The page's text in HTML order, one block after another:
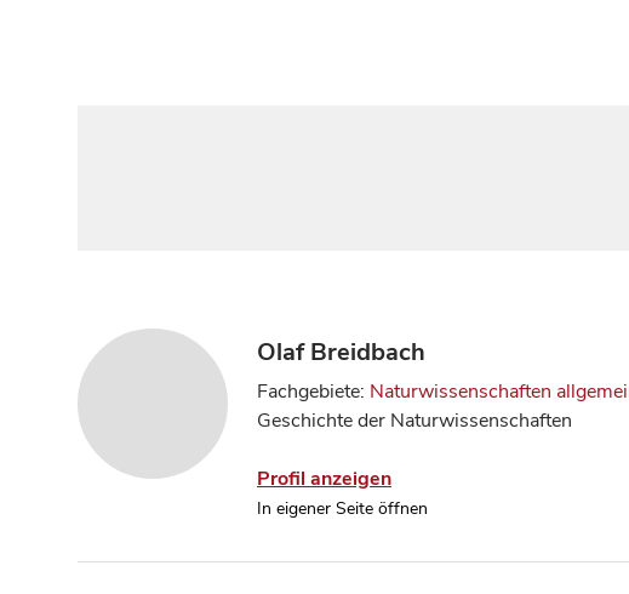
Olaf Breidbach
Fachgebiete: Naturwissenschaften
Geschichte der Naturwissenschaften
Profil anzeigen
In eigener Seite öffnen